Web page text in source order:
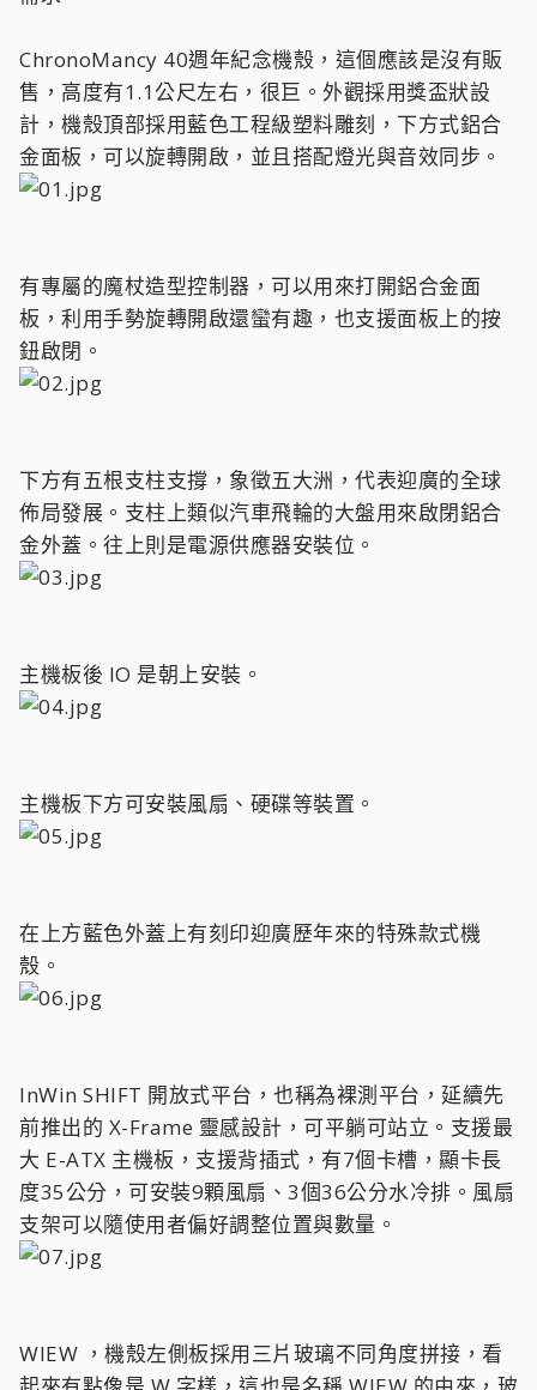
ChronoMancy 40週年紀念機殼，這個應該是沒有販
售，高度有1.1公尺左右，很巨。外觀採用獎盃狀設
計，機殼頂部採用藍色工程級塑料雕刻，下方式鋁合
金面板，可以旋轉開啟，並且搭配燈光與音效同步。
有專屬的魔杖造型控制器，可以用來打開鋁合金面
板，利用手勢旋轉開啟還蠻有趣，也支援面板上的按
鈕啟閉。
下方有五根支柱支撐，象徵五大洲，代表迎廣的全球
佈局發展。支柱上類似汽車飛輪的大盤用來啟閉鋁合
金外蓋。往上則是電源供應器安裝位。
主機板後 IO 是朝上安裝。
主機板下方可安裝風扇、硬碟等裝置。
在上方藍色外蓋上有刻印迎廣歷年來的特殊款式機
殼。
InWin SHIFT 開放式平台，也稱為裸測平台，延續先
前推出的 X-Frame 靈感設計，可平躺可站立。支援最
大 E-ATX 主機板，支援背插式，有7個卡槽，顯卡長
度35公分，可安裝9顆風扇、3個36公分水冷排。風扇
支架可以隨使用者偏好調整位置與數量。
WIEW ，機殼左側板採用三片玻璃不同角度拼接，看